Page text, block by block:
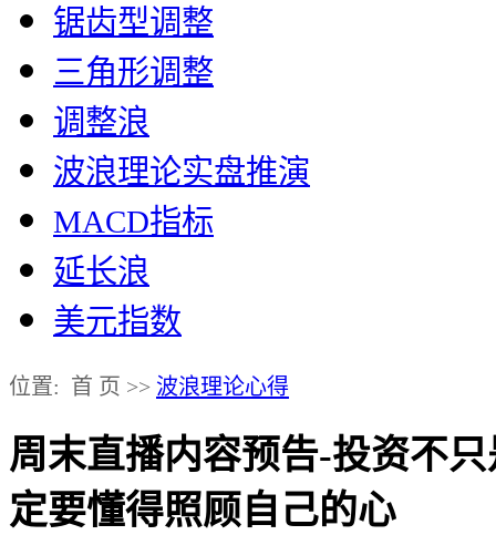
锯齿型调整
三角形调整
调整浪
波浪理论实盘推演
MACD指标
延长浪
美元指数
位置: 首 页 >> 波浪理论心得
周末直播内容预告-投资不
定要懂得照顾自己的心